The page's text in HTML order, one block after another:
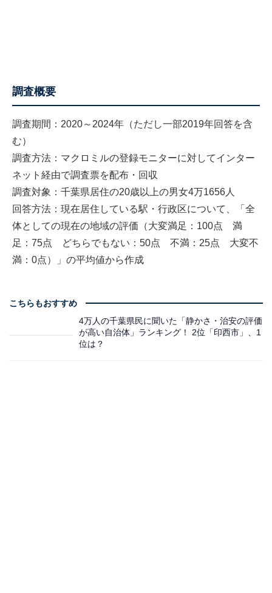
調査概要
調査期間：2020～2024年（ただし一部2019年回答を含
む）
調査方法：マクロミルの登録モニターに対してインター
ネット経由で調査票を配布・回収
調査対象：千葉県居住の20歳以上の男女4万1656人
回答方法：現在居住している駅・行政区について、「全
体としての現在の地域の評価（大変満足：100点 満
足：75点 どちらでもない：50点 不満：25点 大変不
満：0点）」の平均値から作成
こちらもおすすめ
4万人の千葉県民に聞いた「静かさ・治安の評価
が高い自治体」ランキング！ 2位「印西市」、1
位は？